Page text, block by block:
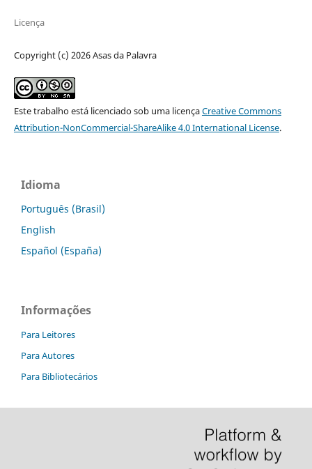
Licença
Copyright (c) 2026 Asas da Palavra
Este trabalho está licenciado sob uma licençaCreative Commons
Attribution-NonCommercial-ShareAlike 4.0 International License.
Idioma
Português (Brasil)
English
Español (España)
Informações
Para Leitores
Para Autores
Para Bibliotecários